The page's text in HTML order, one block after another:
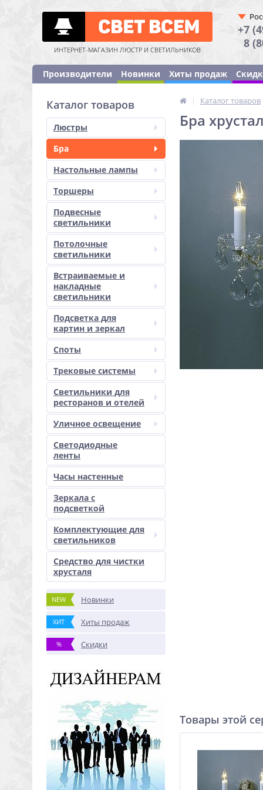
ИНТЕРНЕТ-МАГАЗИН ЛЮСТР И СВЕТИЛЬНИКОВ
+7
8
Производители Новинки Хиты продаж
Каталог товаров
Люстры
Бра
Настольные лампы
Торшеры
Подвесные
светильники
Потолочные
светильники
Встраиваемые и
накладные
светильники
Подсветка для
картин и зеркал
Споты
Трековые системы
Светильники для
ресторанов и отелей
Уличное освещение
Светодиодные
ленты
Часы настенные
Зеркала с
подсветкой
Комплектующие для
светильников
Средство для чистки
хрусталя
NEW Новинки
ХИТ Хиты продаж
% Скидки
| Каталог товаров
Бра
Товары этой